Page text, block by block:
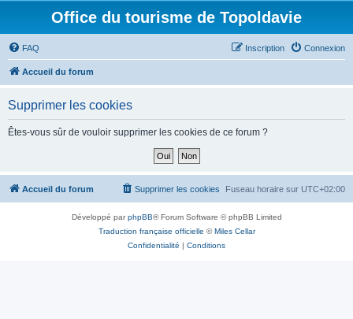
Office du tourisme de Topoldavie
FAQ Connexion
Inscription
Accueil du forum
Supprimer les cookies
Êtes-vous sûr de vouloir supprimer les cookies de ce forum ?
Accueil du forum Fuseau horaire sur UTC+02:00
Supprimer les cookies
Développé parphpBB® Forum Software © phpBB Limited
Traduction française officielle ©Miles Cellar
Confidentialité | Conditions